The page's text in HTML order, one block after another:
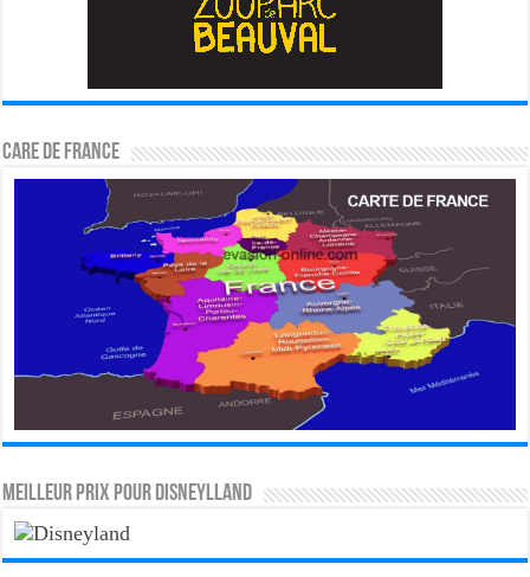
CARE DE FRANCE
MEILLEUR PRIX POUR DISNEYLLAND